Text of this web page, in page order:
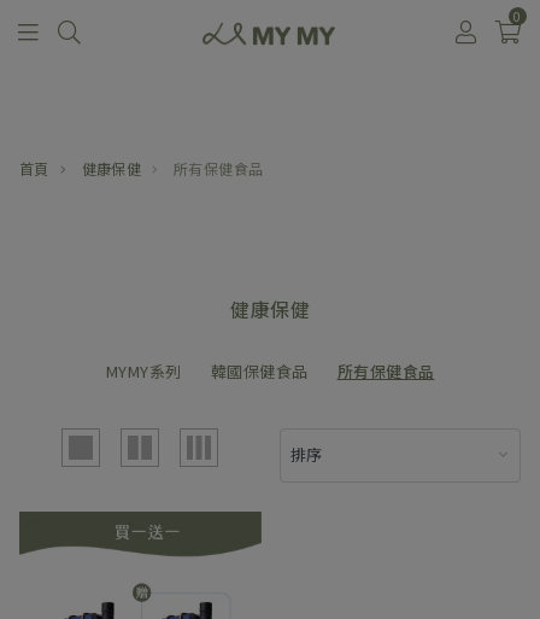
0
首頁 健康保健 所有保健食品
健康保健
MYMY系列 韓國保健食品 所有保健食品